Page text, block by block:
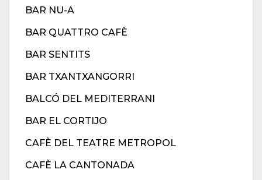
BAR NU-A
BAR QUATTRO CAFÈ
BAR SENTITS
BAR TXANTXANGORRI
BALCÓ DEL MEDITERRANI
BAR EL CORTIJO
CAFÈ DEL TEATRE METROPOL
CAFÈ LA CANTONADA